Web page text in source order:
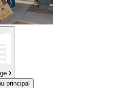
principal